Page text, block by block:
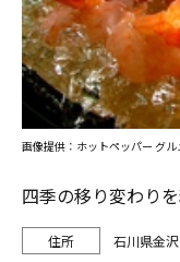
四季の移り変わり
石川県金
画像提供：ホットペッパー グル